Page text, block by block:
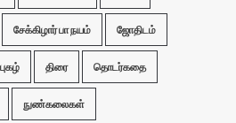
சேக்கிழார் பா நயம் ஜோதிடம்
திரை தொடர்கதை
நுண்கலைகள்